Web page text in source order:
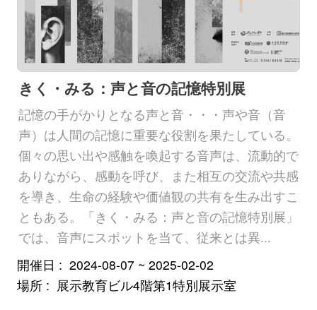
きく・みる：声と音の記憶特別展
記憶の手がかりとなる声と音・・・声や音（音
声）は人間の記憶に重要な役割を果たしている。
個々の思い出や感触を喚起する音声は、流動的で
ありながら、感動を呼び、また相互の交流や共感
を導き、生命の経験や価値観の共有を生み出すこ
ともある。「きく・みる：声と音の記憶特別展」
では、音声にスポットを当て、従来とは異...
開催日
2024-08-07 ~ 2025-02-02
場所
展示教育ビル4階第1特別展示室